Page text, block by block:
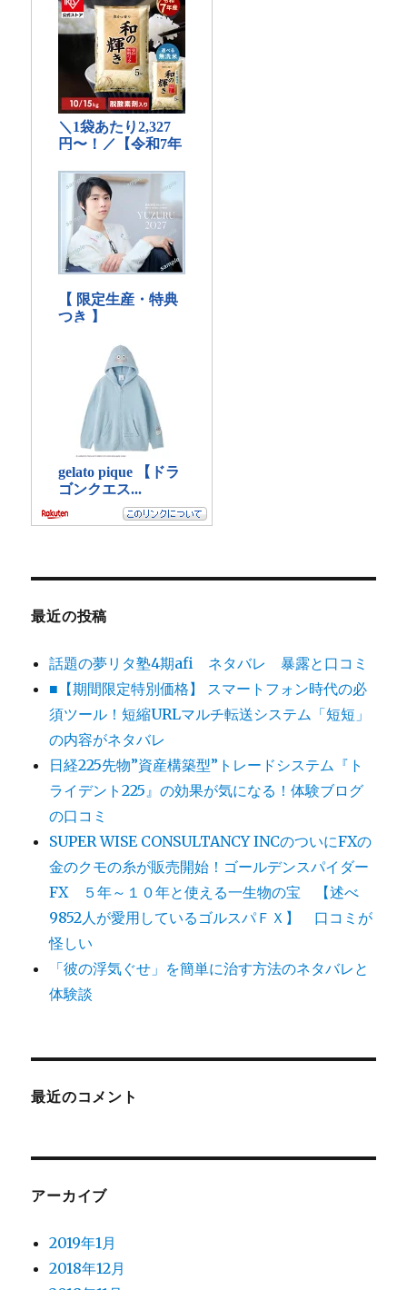
最近の投稿
話題の夢リタ塾4期afi ネタバレ 暴露と口コミ
■【期間限定特別価格】 スマートフォン時代の必
須ツール！短縮URLマルチ転送システム「短短」
の内容がネタバレ
日経225先物”資産構築型”トレードシステム『ト
ライデント225』の効果が気になる！体験ブログ
の口コミ
SUPER WISE CONSULTANCY INCのついにFXの
金のクモの糸が販売開始！ゴールデンスパイダー
FX ５年～１０年と使える一生物の宝 【述べ
9852人が愛用しているゴルスパＦＸ】 口コミが
怪しい
「彼の浮気ぐせ」を簡単に治す方法のネタバレと
体験談
最近のコメント
アーカイブ
2019年1月
2018年12月